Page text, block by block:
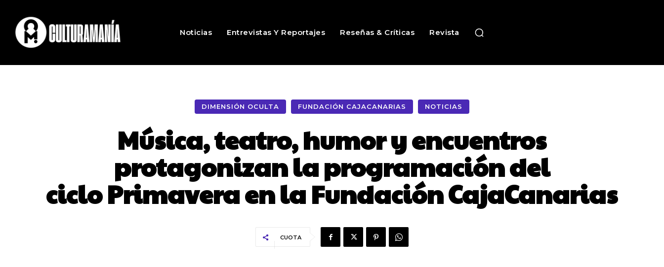
Noticias Entrevistas Y Reportajes Reseñas & Críticas Revista
DIMENSIÓN OCULTA FUNDACIÓN CAJACANARIAS NOTICIAS
Música, teatro, humor y encuentros
protagonizan la programación del
ciclo Primavera en la Fundación CajaCanarias
CUOTA